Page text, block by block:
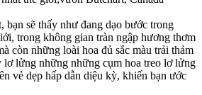
sẽ thấy như đang dạo bước trong
trong không gian tràn ngập hương thơm
còn những loài hoa đủ sắc màu trải thảm
lửng những những cụm hoa treo lơ lửng
vẻ dẹp hấp dẫn diệu kỳ, khiến bạn ước